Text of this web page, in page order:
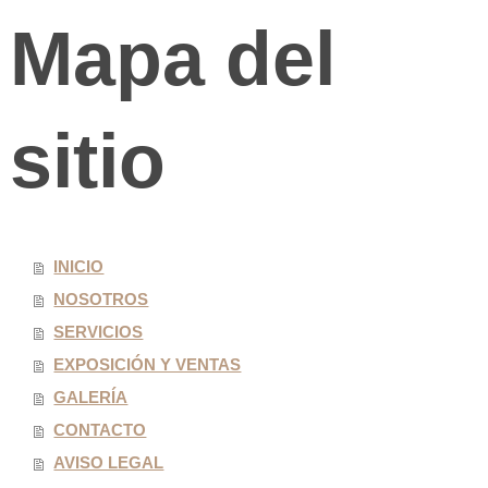
Mapa del
sitio
INICIO
NOSOTROS
SERVICIOS
EXPOSICIÓN Y VENTAS
GALERÍA
CONTACTO
AVISO LEGAL